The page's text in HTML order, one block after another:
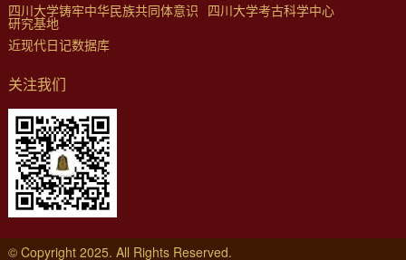
四川大学铸牢中华民族共同体意识
研究基地
四川大学考古科学中心
近现代日记数据库
关注我们
© Copyright 2025. All Rights Reserved.